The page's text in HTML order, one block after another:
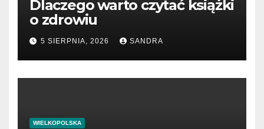
Dlaczego warto czytać książki
o zdrowiu
5 SIERPNIA, 2026 SANDRA
WIELKOPOLSKA